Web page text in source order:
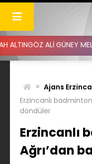
Skip
content
GÜNEY MELİH
» Ajans
Erzincanlı
döndüler
Erzincanlı
Ağrı’dan